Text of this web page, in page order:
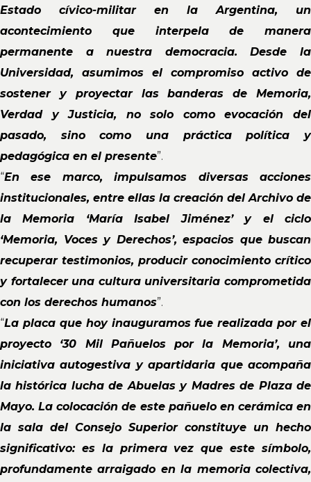
Estado cívico-militar en la Argentina, un
acontecimiento que interpela de manera
permanente a nuestra democracia. Desde la
Universidad, asumimos el compromiso activo de
sostener y proyectar las banderas de Memoria,
Verdad y Justicia, no solo como evocación del
pasado, sino como una práctica política y
pedagógica en el presente”.
“En ese marco, impulsamos diversas acciones
institucionales, entre ellas la creación del Archivo de
la Memoria ‘María Isabel Jiménez’ y el ciclo
‘Memoria, Voces y Derechos’, espacios que buscan
recuperar testimonios, producir conocimiento crítico
y fortalecer una cultura universitaria comprometida
con los derechos humanos”.
“La placa que hoy inauguramos fue realizada por el
proyecto ‘30 Mil Pañuelos por la Memoria’, una
iniciativa autogestiva y apartidaria que acompaña
la histórica lucha de Abuelas y Madres de Plaza de
Mayo. La colocación de este pañuelo en cerámica en
la sala del Consejo Superior constituye un hecho
significativo: es la primera vez que este símbolo,
profundamente arraigado en la memoria colectiva,